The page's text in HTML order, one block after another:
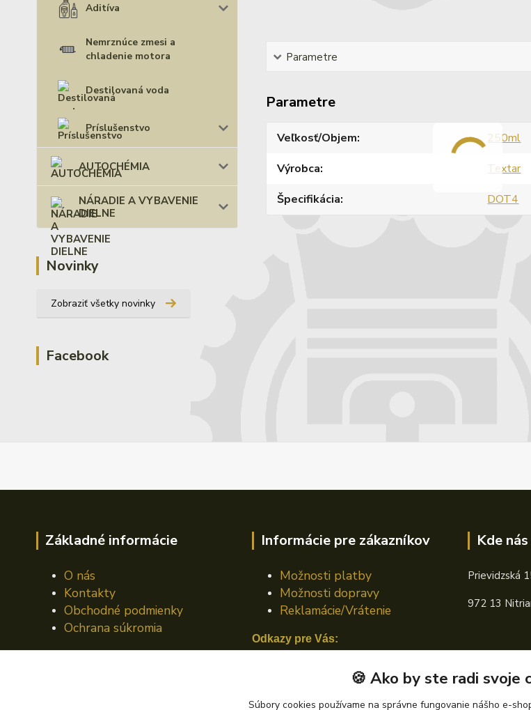
Aditíva
Nemrznúce zmesi a
chladenie motora
Destilovaná voda
Príslušenstvo
AUTOCHÉMIA
NÁRADIE A VYBAVENIE
DIELNE
Novinky
Zobraziť všetky novinky
Facebook
Parametre
Parametre
Veľkosť/Objem
250ml
Výrobca
Textar
Špecifikácia
DOT4
Základné informácie
O nás
Kontakty
Obchodné podmienky
Ochrana súkromia
Informácie pre zákazníkov
Možnosti platby
Možnosti dopravy
Reklamácie/Vrátenie
Odkazy pre Vás:
Kde
Prievidzská
972 13
🍪 Ako by ste radi svoje
Súbory cookies používame na správne fungovanie nášho e-